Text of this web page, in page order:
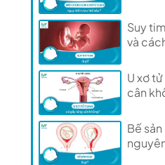
Suy
và
U xơ
cân
Bế